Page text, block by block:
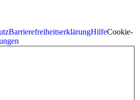
BarrierefreiheitserklärungHilfeCookie-